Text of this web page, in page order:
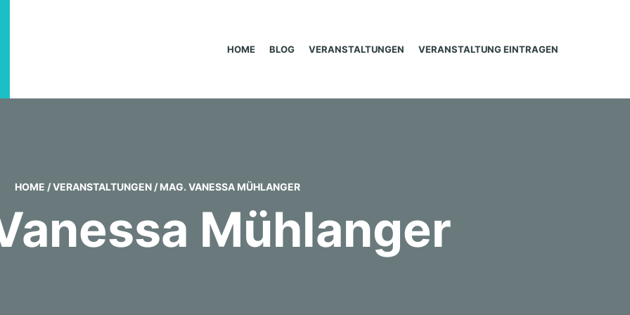
HOME BLOG VERANSTALTUNGEN VERANSTALTUNG EINTRAGEN
HOME /VERANSTALTUNGEN / MAG. VANESSA MÜHLANGER
Mühlanger